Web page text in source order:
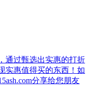
通过甄选出实惠的打折
实惠值得买的东西！如
分享给您朋友